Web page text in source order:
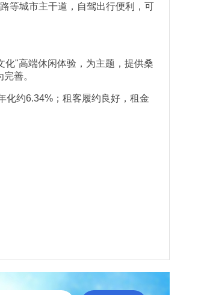
等城市主干道，自驾出行便利，可
化"高端休闲体验，为主题，提供桑
善。
化约6.34%；租客履约良好，租金